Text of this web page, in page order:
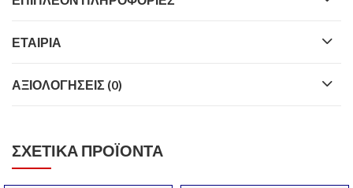
ΕΤΑΙΡΊΑ
ΑΞΙΟΛΟΓΉΣΕΙΣ (0)
ΣΧΕΤΙΚΆ ΠΡΟΪΌΝΤΑ